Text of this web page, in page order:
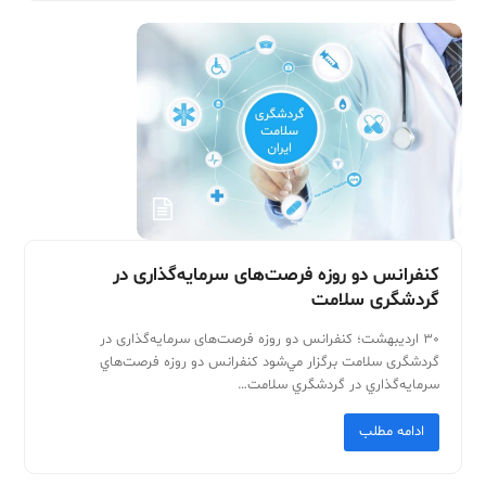
كنفرانس دو روزه فرصت‌های سرمايه‌گذاری در
گردشگری سلامت
30 ارديبهشت؛ كنفرانس دو روزه فرصت‌های سرمايه‌گذاری در
گردشگری سلامت برگزار مي‌شود كنفرانس دو روزه فرصت‌هاي
سرمايه‌گذاري در گردشگري سلامت…
ادامه مطلب